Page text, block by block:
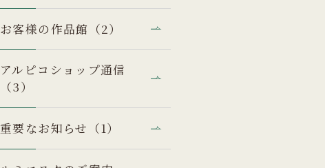
お客様の作品館（2）
アルピコショップ通信
（3）
重要なお知らせ（1）